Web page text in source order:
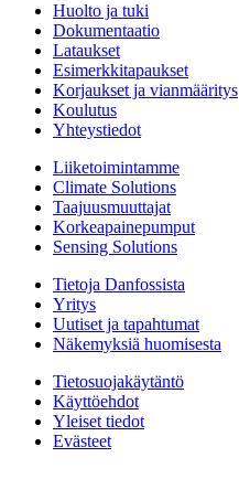
Huolto ja tuki
Dokumentaatio
Lataukset
Esimerkkitapaukset
Korjaukset ja vianmääritys
Koulutus
Yhteystiedot
Liiketoimintamme
Climate Solutions
Taajuusmuuttajat
Korkeapainepumput
Sensing Solutions
Tietoja Danfossista
Yritys
Uutiset ja tapahtumat
Näkemyksiä huomisesta
Tietosuojakäytäntö
Käyttöehdot
Yleiset tiedot
Evästeet